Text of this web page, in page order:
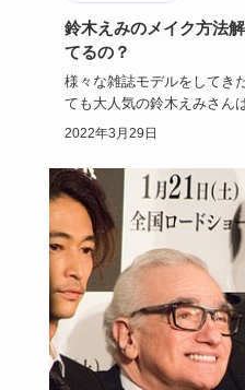
鈴木えみのメイク方法
てるの？
様々な雑誌モデルをしてき
ても大人気の鈴木えみさん
こから見ても完…
2022年3月29日